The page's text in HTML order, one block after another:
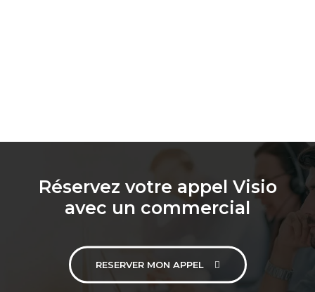
Réservez votre appel Visio
avec un commercial
RESERVER MON APPEL